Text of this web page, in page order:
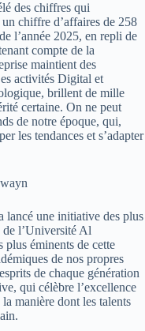
des chiffres qui
chiffre d’affaires de 258
l’année 2025, en repli de
compte de la
maintient des
activités Digital et
brillent de mille
certaine. On ne peut
de notre époque, qui,
les tendances et s’adapter
lancé une initiative des plus
de l’Université Al
éminents de cette
de nos propres
de chaque génération
qui célèbre l’excellence
manière dont les talents